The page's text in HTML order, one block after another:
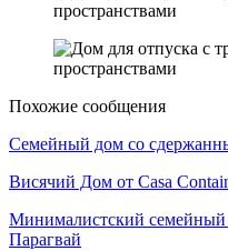
Похожие сообщения
Семейный дом со
Висячий Дом от Casa
Минималистский семейный
Парагвай